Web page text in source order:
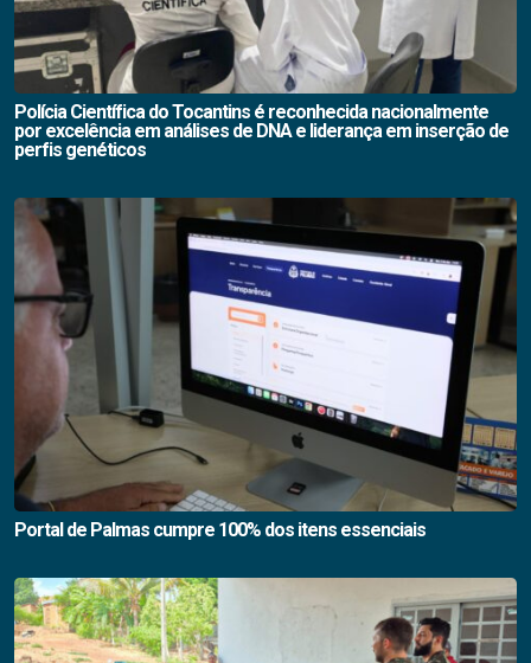
Polícia Científica do Tocantins é reconhecida nacionalmente
por excelência em análises de DNA e liderança em inserção de
perfis genéticos
Portal de Palmas cumpre 100% dos itens essenciais